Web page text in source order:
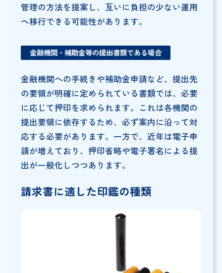
管理の方法を提案し、互いに負担の少ない運用
へ移行できる可能性があります。
金融機関・補助金等の提出書類である場合
金融機関への手続きや補助金申請など、提出先
の要領が明確に定められている書類では、必要
に応じて押印を求められます。これは各機関の
提出要領に依存するため、必ず案内に沿って対
応する必要があります。一方で、近年は電子申
請が増えており、押印省略や電子署名による提
出が一般化しつつあります。
請求書に適した印鑑の種類